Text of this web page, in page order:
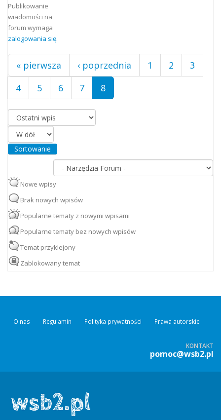
Publikowanie
wiadomości na
forum wymaga
zalogowania się.
Strony
« pierwsza ‹ poprzednia 1 2
3
4
5 6 7 8
Porządkuj według
Sortowanie
Nowe wpisy
Brak nowych wpisów
Popularne tematy z nowymi wpisami
Popularne tematy bez nowych wpisów
Temat przyklejony
Zablokowany temat
O nas Regulamin Polityka prywatności Prawa autorskie
KONTAKT
pomoc@wsb2.pl